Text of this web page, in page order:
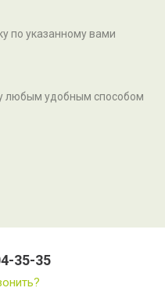
по указанному вами
любым удобным способом
35-35